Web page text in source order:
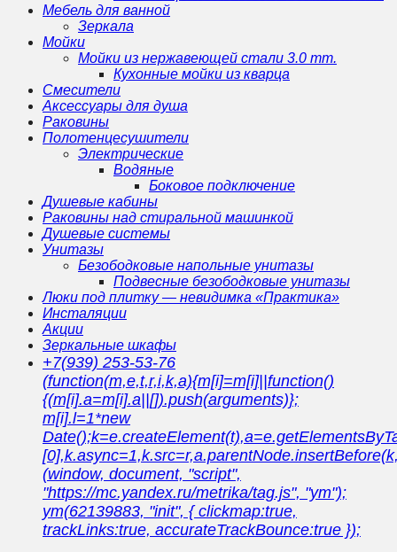
Мебель для ванной
Зеркала
Мойки
Мойки из нержавеющей стали 3.0 mm.
Кухонные мойки из кварца
Смесители
Аксессуары для душа
Раковины
Полотенцесушители
Электрические
Водяные
Боковое подключение
Душевые кабины
Раковины над стиральной машинкой
Душевые системы
Унитазы
Безободковые напольные унитазы
Подвесные безободковые унитазы
Люки под плитку — невидимка «Практика»
Инсталяции
Акции
Зеркальные шкафы
+7(939) 253-53-76
(function(m,e,t,r,i,k,a){m[i]=m[i]||function()
{(m[i].a=m[i].a||[]).push(arguments)};
m[i].l=1*new
(window, document, "script",
"https://mc.yandex.ru/metrika/tag.js", "ym");
ym(62139883, "init", { clickmap:true,
trackLinks:true, accurateTrackBounce:true });